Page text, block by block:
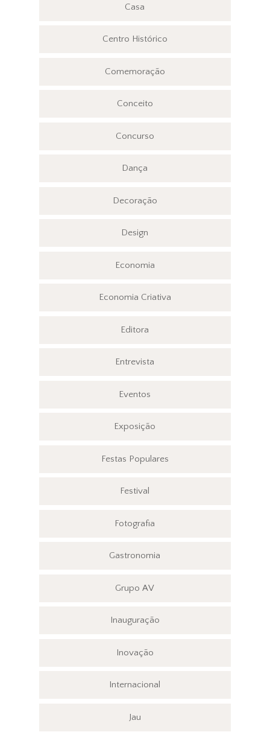
Casa
Centro Histórico
Comemoração
Conceito
Concurso
Dança
Decoração
Design
Economia
Economia Criativa
Editora
Entrevista
Eventos
Exposição
Festas Populares
Festival
Fotografia
Gastronomia
Grupo AV
Inauguração
Inovação
Internacional
Jau